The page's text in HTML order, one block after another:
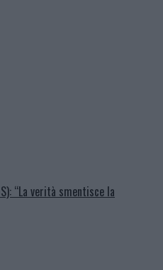
“La verità smentisce la